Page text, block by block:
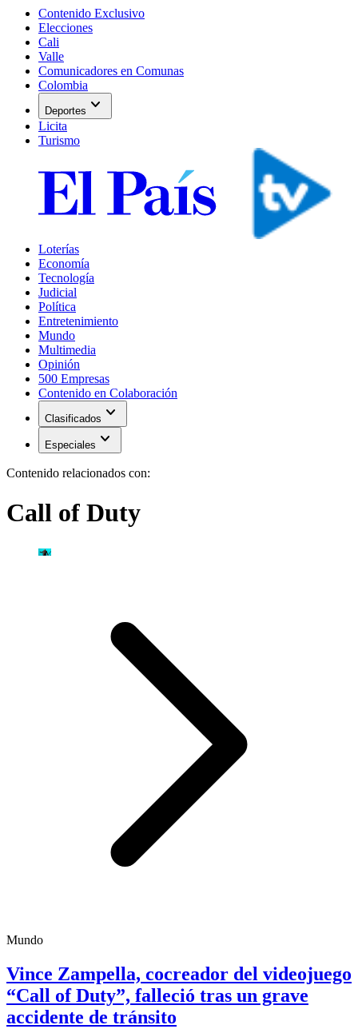
Contenido Exclusivo
Elecciones
Cali
Valle
Comunicadores en Comunas
Colombia
Deportes expand_more
Licita
Turismo
Loterías
Economía
Tecnología
Judicial
Política
Entretenimiento
Mundo
Multimedia
Opinión
500 Empresas
Contenido en Colaboración
Clasificados expand_more
Especiales expand_more
Contenido relacionados con:
Call of Duty
Mundo
Vince Zampella, cocreador del videojuego
“Call of Duty”, falleció tras un grave
accidente de tránsito